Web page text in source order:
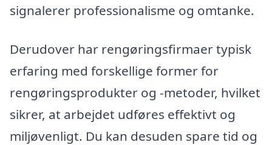
signalerer professionalisme og omtanke.
Derudover har rengøringsfirmaer typisk
erfaring med forskellige former for
rengøringsprodukter og -metoder, hvilket
sikrer, at arbejdet udføres effektivt og
miljøvenligt. Du kan desuden spare tid og